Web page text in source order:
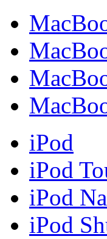
iPod
iPod
iPod
iPod